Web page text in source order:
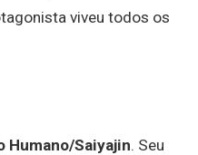
viveu todos os
Humano/Saiyajin. Seu